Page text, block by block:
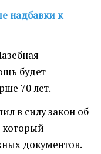
надбавки к
будет
70 лет.
в силу закон об
который
документов.